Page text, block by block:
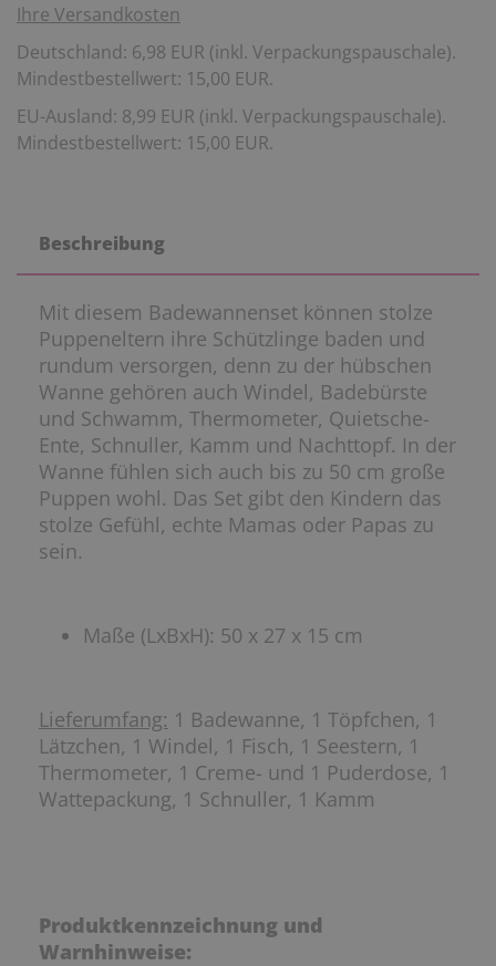
Ihre Versandkosten
Deutschland: 6,98 EUR (inkl. Verpackungspauschale).
Mindestbestellwert: 15,00 EUR.
EU-Ausland: 8,99 EUR (inkl. Verpackungspauschale).
Mindestbestellwert: 15,00 EUR.
Beschreibung
Mit diesem Badewannenset können stolze
Puppeneltern ihre Schützlinge baden und
rundum versorgen, denn zu der hübschen
Wanne gehören auch Windel, Badebürste
und Schwamm, Thermometer, Quietsche-
Ente, Schnuller, Kamm und Nachttopf. In der
Wanne fühlen sich auch bis zu 50 cm große
Puppen wohl. Das Set gibt den Kindern das
stolze Gefühl, echte Mamas oder Papas zu
sein.
Maße (LxBxH): 50 x 27 x 15 cm
Lieferumfang: 1 Badewanne, 1 Töpfchen, 1
Lätzchen, 1 Windel, 1 Fisch, 1 Seestern, 1
Thermometer, 1 Creme- und 1 Puderdose, 1
Wattepackung, 1 Schnuller, 1 Kamm
Produktkennzeichnung und
Warnhinweise: